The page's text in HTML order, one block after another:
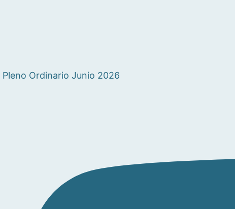
Pleno Ordinario Junio 2026